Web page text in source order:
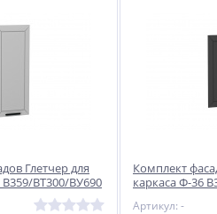
Глетчер для
ВТ300/ВУ690
Силк
Комплект
каркаса Ф-36
ВУ690
Артикул: -